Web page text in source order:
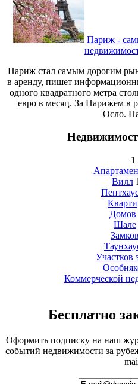
Париж -
Париж стал самым дорогим
в аренду, пишет
одного квадратного метра
евро в месяц. За Парижем в
Осло.
1
Вилл
Домов
Шале
Замков
Участков
Коммерческой
Бесплатно
Оформить подписку на наш
событий недвижимости за